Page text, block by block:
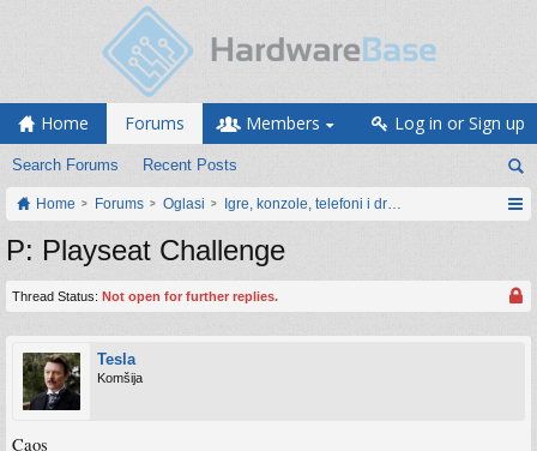
Home Forums
Search Forums Recent Posts
Members Log in or Sign up
Home Forums Oglasi Igre, konzole, telefoni i drugi gadgeti
P: Playseat Challenge
Thread Status: Not open for further replies.
Tesla
Komšija
Caos